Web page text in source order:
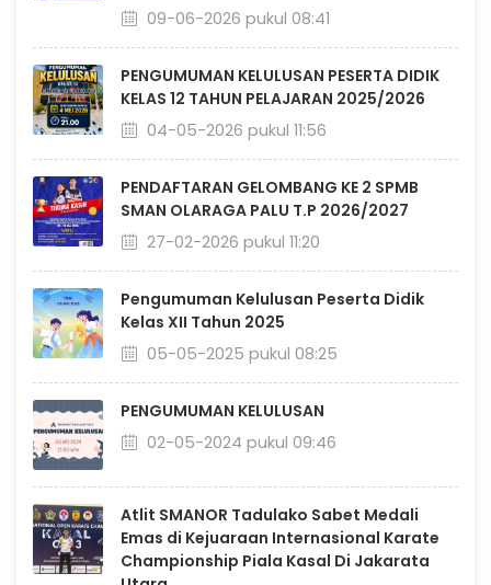
09-06-2026 pukul 08:41
PENGUMUMAN KELULUSAN PESERTA DIDIK
KELAS 12 TAHUN PELAJARAN 2025/2026
04-05-2026 pukul 11:56
PENDAFTARAN GELOMBANG KE 2 SPMB
SMAN OLARAGA PALU T.P 2026/2027
27-02-2026 pukul 11:20
Pengumuman Kelulusan Peserta Didik
Kelas XII Tahun 2025
05-05-2025 pukul 08:25
PENGUMUMAN KELULUSAN
02-05-2024 pukul 09:46
Atlit SMANOR Tadulako Sabet Medali
Emas di Kejuaraan Internasional Karate
Championship Piala Kasal Di Jakarata